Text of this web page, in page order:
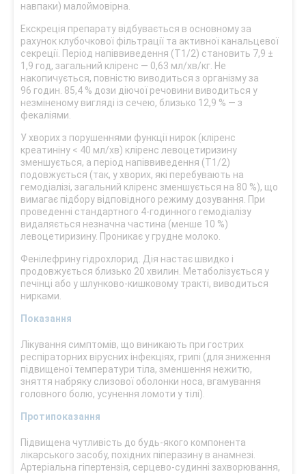
навпаки) малоймовірна.
Екскреція препарату відбувається в основному за
рахунок клубочкової фільтрації та активної канальцевої
секреції. Період напіввиведення (Т1/2) становить 7,9 ±
1,9 год, загальний кліренс — 0,63 мл/хв/кг. Не
накопичується, повністю виводиться з організму за
96 годин. 85,4 % дози діючої речовини виводиться у
незміненому вигляді із сечею, близько 12,9 % — з
фекаліями.
У хворих з порушеннями функції нирок (кліренс
креатиніну < 40 мл/хв) кліренс левоцетиризину
зменшується, а період напіввиведення (Т1/2)
подовжується (так, у хворих, які перебувають на
гемодіалізі, загальний кліренс зменшується на 80 %), що
вимагає підбору відповідного режиму дозування. При
проведенні стандартного 4-годинного гемодіалізу
видаляється незначна частина (менше 10 %)
левоцетиризину. Проникає у грудне молоко.
Фенілефрину гідрохлорид. Дія настає швидко і
продовжується близько 20 хвилин. Метаболізується у
печінці або у шлунково-кишковому тракті, виводиться
нирками.
Показання
Лікування симптомів, що виникають при гострих
респіраторних вірусних інфекціях, грипі (для зниження
підвищеної температури тіла, зменшення нежитю,
зняття набряку слизової оболонки носа, вгамування
головного болю, усунення ломоти у тілі).
Протипоказання
Підвищена чутливість до будь-якого компонента
лікарського засобу, похідних піперазину в анамнезі.
Артеріальна гіпертензія, серцево-судинні захворювання,